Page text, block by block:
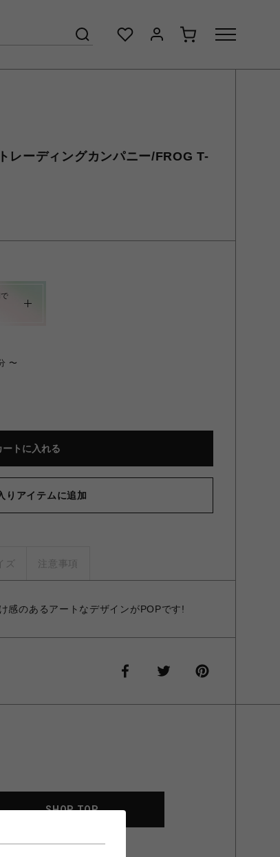
レーディングカンパニー/FROG T-
〜
ートに入れる
りアイテムに追加
ズ 注意事項
感のあるアートなデザインがPOPです!
SHOP TOP